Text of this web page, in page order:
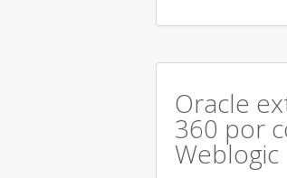
Oracle
360 por
Weblogic